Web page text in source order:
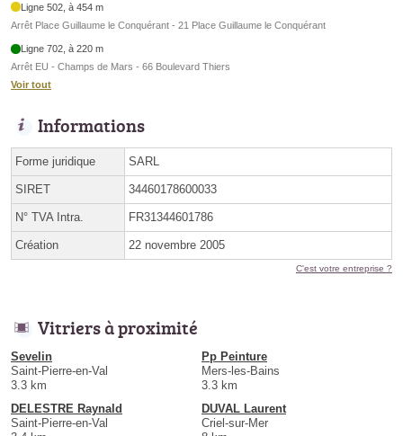
Ligne 502, à 454 m
Arrêt Place Guillaume le Conquérant - 21 Place Guillaume le Conquérant
Ligne 702, à 220 m
Arrêt EU - Champs de Mars - 66 Boulevard Thiers
Voir tout
Informations
Forme juridique SARL
SIRET 34460178600033
N° TVA Intra. FR31344601786
Création 22 novembre 2005
C'est votre entreprise ?
Vitriers à proximité
Sevelin
Saint-Pierre-en-Val
3.3 km
Pp Peinture
Mers-les-Bains
3.3 km
DELESTRE Raynald
Saint-Pierre-en-Val
DUVAL Laurent
Criel-sur-Mer